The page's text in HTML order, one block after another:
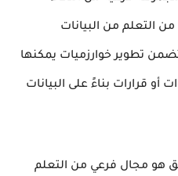
التعلم من البيانات
تطوير خوارزميات يمكنها
أو قرارات بناءً على البيانات
هو مجال فرعي من التعلم